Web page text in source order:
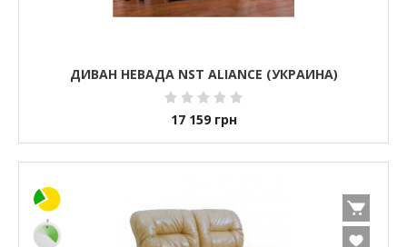
ДИВАН НЕВАДА NST ALIANCE (УКРАИНА)
17 159 грн